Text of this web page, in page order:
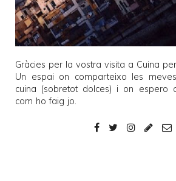
Gràcies per la vostra visita a Cuina
Un espai on comparteixo les
cuina (sobretot dolces) i on espero
com ho faig jo.